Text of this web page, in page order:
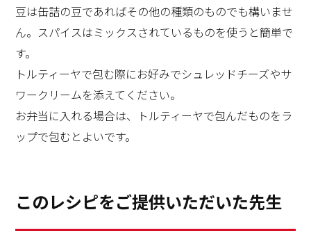
豆は缶詰の豆であればその他の種類のものでも構いませ
ん。スパイスはミックスされているものを使うと簡単で
す。
トルティーヤで包む際にお好みでシュレッドチーズやサ
ワークリームを添えてください。
お弁当に入れる場合は、トルティーヤで包んだものをラ
ップで包むとよいです。
このレシピをご提供いただいた先生